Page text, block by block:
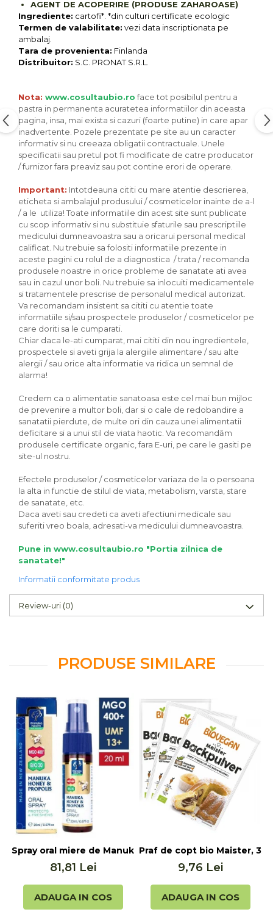
Mixuri, condimente si mirodenii
Mixuri
Condimente
Pesto Bio
Semipreparate
Specialitati si produse asiatice
AGENT DE ACOPERIRE (PRODUSE ZAHAROASE)
Ingrediente: cartofi*. *din culturi certificate ecologic
Termen de valabilitate: vezi data inscriptionata pe
ambalaj.
Tara de provenienta: Finlanda
Distribuitor: S.C. PRONAT S.R.L.
Nota: www.cosultaubio.roface tot posibilul pentru a
pastra in permanenta acuratetea informatiilor din aceasta
pagina, insa, mai exista si cazuri (foarte putine) in care apar
inadvertente. Pozele prezentate pe site au un caracter
informativ si nu creeaza obligatii contractuale. Unele
specificatii sau pretul pot fi modificate de catre producator
/ furnizor fara preaviz sau pot contine erori de operare.
Important: Intotdeauna cititi cu mare atentie descrierea,
eticheta si ambalajul produsului / cosmeticelor inainte de a-l
/ a le utiliza! Toate informatiile din acest site sunt publicate
cu scop informativ si nu substituie sfaturile sau prescriptiile
medicului dumneavoastra sau a oricarui personal medical
calificat. Nu trebuie sa folositi informatiile prezente in
aceste pagini cu rolul de a diagnostica / trata / recomanda
produsele noastre in orice probleme de sanatate ati avea
sau in cazul unor boli. Nu trebuie sa inlocuiti medicamentele
si tratamentele prescrise de personalul medical autorizat.
Va recomandam insistent sa cititi cu atentie toate
informatiile si/sau prospectele produselor / cosmeticelor pe
care doriti sa le cumparati.
Chiar daca le-ati cumparat, mai cititi din nou ingredientele,
prospectele si aveti grija la alergiile alimentare / sau alte
alergii / sau orice alta informatie va ridica un semnal de
alarma!
Credem ca o alimentatie sanatoasa este cel mai bun mijloc
de prevenire a multor boli, dar si o cale de redobandire a
sanatatii pierdute, de multe ori din cauza unei alimentatii
deficitare si a unui stil de viata haotic. Va recomandăm
produsele certificate organic, fara E-uri, pe care le gasiti pe
site-ul nostru.
Efectele produselor / cosmeticelor variaza de la o persoana
la alta in functie de stilul de viata, metabolism, varsta, stare
de sanatate, etc.
Daca aveti sau credeti ca aveti afectiuni medicale sau
suferiti vreo boala, adresati-va medicului dumneavoastra.
Pune in www.cosultaubio.ro "Portia zilnica de
sanatate!"
Informatii conformitate produs
Review-uri (0)
PRODUSE SIMILARE
Spray oral miere de Manuka MGO 400+ UMF 13+ cu
81,81 Lei
ADAUGA IN COS
Praf de copt bio Maister,
9,76 Lei
ADAUGA IN COS